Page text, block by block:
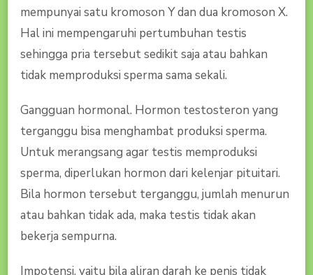
mempunyai satu kromoson Y dan dua kromoson X.
Hal ini mempengaruhi pertumbuhan testis
sehingga pria tersebut sedikit saja atau bahkan
tidak memproduksi sperma sama sekali.
Gangguan hormonal. Hormon testosteron yang
terganggu bisa menghambat produksi sperma.
Untuk merangsang agar testis memproduksi
sperma, diperlukan hormon dari kelenjar pituitari.
Bila hormon tersebut terganggu, jumlah menurun
atau bahkan tidak ada, maka testis tidak akan
bekerja sempurna.
Impotensi, yaitu bila aliran darah ke penis tidak